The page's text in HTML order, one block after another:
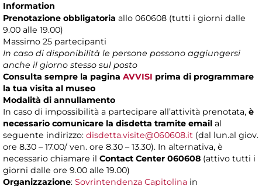
Information
Prenotazione obbligatoria allo 060608 (tutti i giorni dalle
9.00 alle 19.00)
Massimo 25 partecipanti
In caso di disponibilità le persone possono aggiungersi
anche il giorno stesso sul posto
Consulta sempre la pagina AVVISI prima di programmare
la tua visita al museo
Modalità di annullamento
In caso di impossibilità a partecipare all’attività prenotata, è
necessario comunicare la disdetta tramite email al
seguente indirizzo: disdetta.visite@060608.it (dal lun.al giov.
ore 8.30 – 17.00/ ven. ore 8.30 – 13.30). In alternativa, è
necessario chiamare il Contact Center 060608 (attivo tutti i
giorni dalle ore 9.00 alle 19.00)
Organizzazione: Sovrintendenza Capitolina in